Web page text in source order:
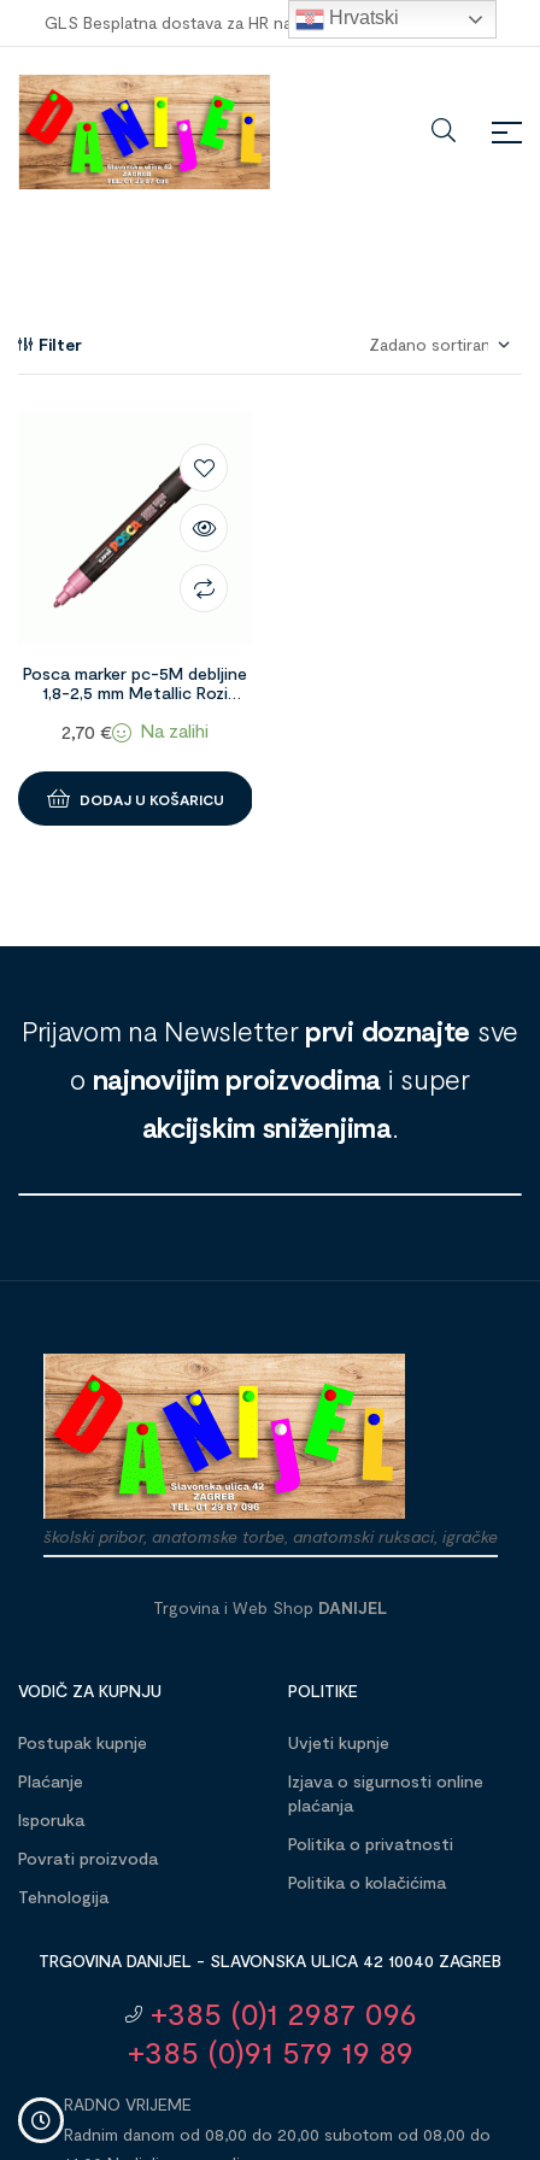
GLS Besplatna dostava za HR narudžbe veće od 100,00 €
Filter
Posca marker pc-5M debljine
1,8-2,5 mm Metallic Rozi
2,70 € Na zalihi
DODAJ U KOŠARICU
Prijavom na Newsletter prvi doznajte sve
o najnovijim proizvodima i super
akcijskim sniženjima.
školski pribor, anatomske torbe, anatomski ruksaci, igračke
Trgovina i Web Shop DANIJEL
VODIČ ZA KUPNJU
Postupak kupnje
Plaćanje
Isporuka
Povrati proizvoda
Tehnologija
POLITIKE
Uvjeti kupnje
Izjava o sigurnosti online
plaćanja
Politika o privatnosti
Politika o kolačićima
TRGOVINA DANIJEL - SLAVONSKA ULICA 42 10040 ZAGREB
+385 (0)1 2987 096
+385 (0)91 579 19 89
RADNO VRIJEME
Radnim danom od 08,00 do 20,00 subotom od 08,00 do
Hrvatski